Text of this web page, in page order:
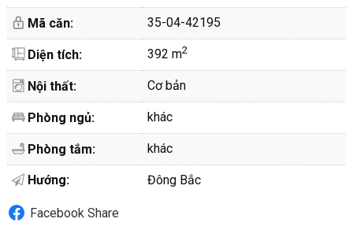
Mã căn: 35-04-42195
Diện tích: 392 m2
Nội thất: Cơ bản
Phòng ngủ: khác
Phòng tắm: khác
Hướng: Đông Bắc
Facebook Share